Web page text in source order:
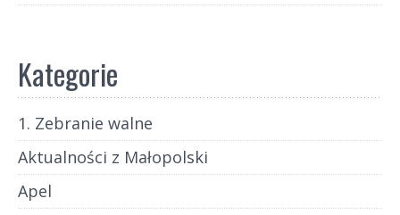
Kategorie
1. Zebranie walne
Aktualności z Małopolski
Apel